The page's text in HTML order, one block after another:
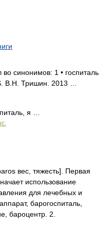
синонимов: 1 • госпиталь
В.Н. Тришин. 2013 …
я …
вес, тяжесть]. Первая
использование
для лечебных и
барогоспиталь,
бароцентр. 2.